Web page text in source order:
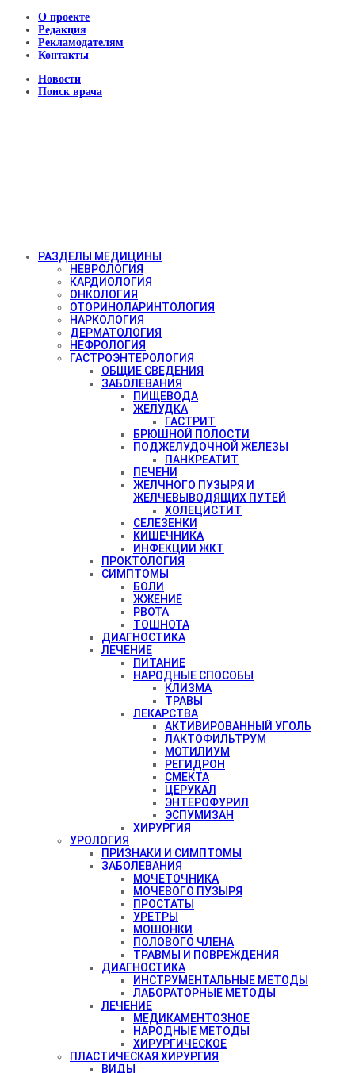
О проекте
Редакция
Рекламодателям
Контакты
Новости
Поиск врача
РАЗДЕЛЫ МЕДИЦИНЫ
НЕВРОЛОГИЯ
КАРДИОЛОГИЯ
ОНКОЛОГИЯ
ОТОРИНОЛАРИНТОЛОГИЯ
НАРКОЛОГИЯ
ДЕРМАТОЛОГИЯ
НЕФРОЛОГИЯ
ГАСТРОЭНТЕРОЛОГИЯ
ОБЩИЕ СВЕДЕНИЯ
ЗАБОЛЕВАНИЯ
ПИЩЕВОДА
ЖЕЛУДКА
ГАСТРИТ
БРЮШНОЙ ПОЛОСТИ
ПОДЖЕЛУДОЧНОЙ ЖЕЛЕЗЫ
ПАНКРЕАТИТ
ПЕЧЕНИ
ЖЕЛЧНОГО ПУЗЫРЯ И
ЖЕЛЧЕВЫВОДЯЩИХ ПУТЕЙ
ХОЛЕЦИСТИТ
СЕЛЕЗЕНКИ
КИШЕЧНИКА
ИНФЕКЦИИ ЖКТ
ПРОКТОЛОГИЯ
СИМПТОМЫ
БОЛИ
ЖЖЕНИЕ
РВОТА
ТОШНОТА
ДИАГНОСТИКА
ЛЕЧЕНИЕ
ПИТАНИЕ
НАРОДНЫЕ СПОСОБЫ
КЛИЗМА
ТРАВЫ
ЛЕКАРСТВА
АКТИВИРОВАННЫЙ УГОЛЬ
ЛАКТОФИЛЬТРУМ
МОТИЛИУМ
РЕГИДРОН
СМЕКТА
ЦЕРУКАЛ
ЭНТЕРОФУРИЛ
ЭСПУМИЗАН
ХИРУРГИЯ
УРОЛОГИЯ
ПРИЗНАКИ И СИМПТОМЫ
ЗАБОЛЕВАНИЯ
МОЧЕТОЧНИКА
МОЧЕВОГО ПУЗЫРЯ
ПРОСТАТЫ
УРЕТРЫ
МОШОНКИ
ПОЛОВОГО ЧЛЕНА
ТРАВМЫ И ПОВРЕЖДЕНИЯ
ДИАГНОСТИКА
ИНСТРУМЕНТАЛЬНЫЕ МЕТОДЫ
ЛАБОРАТОРНЫЕ МЕТОДЫ
ЛЕЧЕНИЕ
МЕДИКАМЕНТОЗНОЕ
НАРОДНЫЕ МЕТОДЫ
ХИРУРГИЧЕСКОЕ
ПЛАСТИЧЕСКАЯ ХИРУРГИЯ
ВИДЫ